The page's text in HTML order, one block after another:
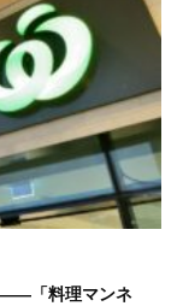
――「料理マンネ